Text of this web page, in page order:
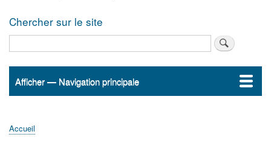
Chercher sur le site
Navigation
Afficher — Navigation principale
Accueil
ActualitésMATh.en.JEANS ?
Régions et Ateliers
Créer, gérer un atelier
Sujets/Publications
Congrès
Accueil